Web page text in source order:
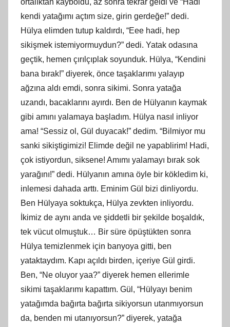
kendi yatağımı açtım size, girin gerdeğe!” dedi.
Hülya elimden tutup kaldırdı, “Eee hadi, hep
sikişmek istemiyormuydun?” dedi. Yatak odasına
geçtik, hemen çırılçıplak soyunduk. Hülya, “Kendini
bana bırak!” diyerek, önce taşaklarımı yalayıp
ağzına aldı emdi, sonra sikimi. Sonra yatağa
uzandı, bacaklarını ayırdı. Ben de Hülyanın kaymak
gibi amını yalamaya başladım. Hülya nasıl inliyor
ama! “Sessiz ol, Gül duyacak!” dedim. “Bilmiyor mu
sanki sikiştigimizi! Elimde değil ne yapablirim! Hadi,
çok istiyordun, siksene! Amımı yalamayı bırak sok
yarağını!” dedi. Hülyanın amına öyle bir kökledim ki,
inlemesi dahada arttı. Eminim Gül bizi dinliyordu.
Ben Hülyaya soktukça, Hülya zevkten inliyordu.
İkimiz de aynı anda ve şiddetli bir şekilde boşaldık,
tek vücut olmuştuk… Bir süre öpüştükten sonra
Hülya temizlenmek için banyoya gitti, ben
yataktaydım. Kapı açıldı birden, içeriye Gül girdi.
Ben, “Ne oluyor yaa?” diyerek hemen ellerimle
sikimi taşaklarımı kapattım. Gül, “Hülyayı benim
yatağımda bağırta bağırta sikiyorsun utanmıyorsun
da, benden mi utanıyorsun?” diyerek, yatağa